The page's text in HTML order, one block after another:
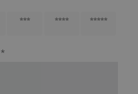
3 von
4 von
5 von
*